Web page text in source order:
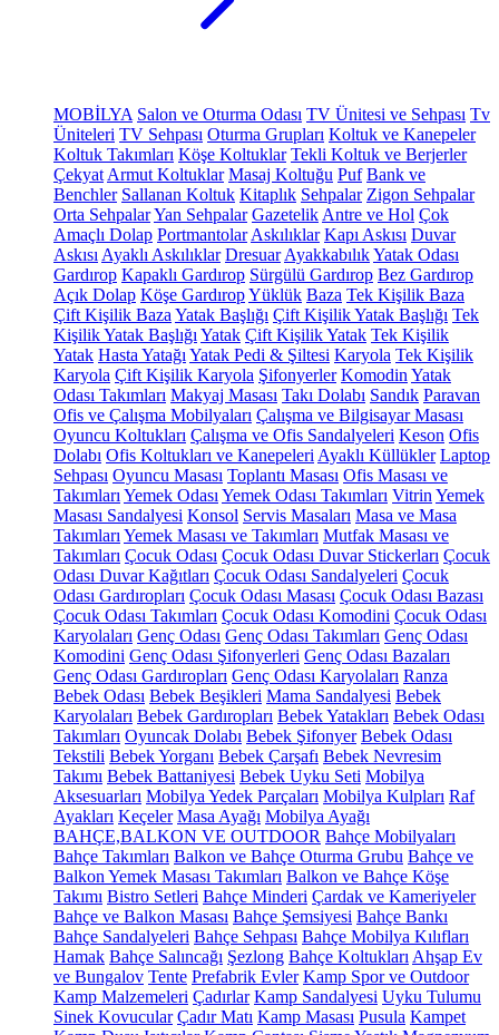
MOBİLYA Salon ve Oturma Odası TV Ünitesi ve Sehpası Tv
Üniteleri TV Sehpası Oturma Grupları Koltuk ve Kanepeler
Koltuk Takımları Köşe Koltuklar Tekli Koltuk ve Berjerler
Çekyat Armut Koltuklar Masaj Koltuğu Puf Bank ve
Benchler Sallanan Koltuk Kitaplık Sehpalar Zigon Sehpalar
Orta SehpalarYan Sehpalar Gazetelik Antre ve Hol Çok
Amaçlı Dolap Portmantolar Askılıklar Kapı Askısı Duvar
Askısı Ayaklı Askılıklar Dresuar AyakkabılıkYatak Odası
Gardırop Kapaklı Gardırop Sürgülü Gardırop Bez Gardırop
Açık Dolap Köşe GardıropYüklük Baza Tek Kişilik Baza
Çift Kişilik Baza Yatak Başlığı Çift Kişilik Yatak Başlığı Tek
Kişilik Yatak Başlığı Yatak Çift Kişilik Yatak Tek Kişilik
Yatak Hasta Yatağı Yatak Pedi & Şiltesi Karyola Tek Kişilik
Karyola Çift Kişilik Karyola Şifonyerler Komodin Yatak
Odası Takımları Makyaj Masası Takı Dolabı Sandık Paravan
Ofis ve Çalışma Mobilyaları Çalışma ve Bilgisayar Masası
Oyuncu Koltukları Çalışma ve Ofis Sandalyeleri Keson Ofis
Dolabı Ofis Koltukları ve Kanepeleri Ayaklı Küllükler Laptop
Sehpası Oyuncu Masası Toplantı Masası Ofis Masası ve
Takımları Yemek Odası Yemek Odası Takımları Vitrin Yemek
Masası Sandalyesi Konsol Servis Masaları Masa ve Masa
Takımları Yemek Masası ve Takımları Mutfak Masası ve
Takımları Çocuk Odası Çocuk Odası Duvar Stickerları Çocuk
Odası Duvar Kağıtları Çocuk Odası Sandalyeleri Çocuk
Odası Gardıropları Çocuk Odası Masası Çocuk Odası Bazası
Çocuk Odası Takımları Çocuk Odası Komodini Çocuk Odası
Karyolaları Genç Odası Genç Odası Takımları Genç Odası
Komodini Genç Odası Şifonyerleri Genç Odası Bazaları
Genç Odası Gardıropları Genç Odası Karyolaları Ranza
Bebek Odası Bebek Beşikleri Mama Sandalyesi Bebek
Karyolaları Bebek Gardıropları Bebek Yatakları Bebek Odası
Takımları Oyuncak Dolabı Bebek Şifonyer Bebek Odası
Tekstili Bebek Yorganı Bebek Çarşafı Bebek Nevresim
Takımı Bebek Battaniyesi Bebek Uyku Seti Mobilya
Aksesuarları Mobilya Yedek Parçaları Mobilya Kulpları Raf
Ayakları Keçeler Masa Ayağı Mobilya Ayağı
BAHÇE,BALKON VE OUTDOOR Bahçe Mobilyaları
Bahçe Takımları Balkon ve Bahçe Oturma Grubu Bahçe ve
Balkon Yemek Masası Takımları Balkon ve Bahçe Köşe
Takımı Bistro Setleri Bahçe Minderi Çardak ve Kameriyeler
Bahçe ve Balkon Masası Bahçe Şemsiyesi Bahçe Bankı
Bahçe Sandalyeleri Bahçe Sehpası Bahçe Mobilya Kılıfları
Hamak Bahçe Salıncağı Şezlong Bahçe Koltukları Ahşap Ev
ve Bungalov Tente Prefabrik Evler Kamp Spor ve Outdoor
Kamp Malzemeleri Çadırlar Kamp Sandalyesi Uyku Tulumu
Sinek Kovucular Çadır Matı Kamp Masası Pusula Kampet